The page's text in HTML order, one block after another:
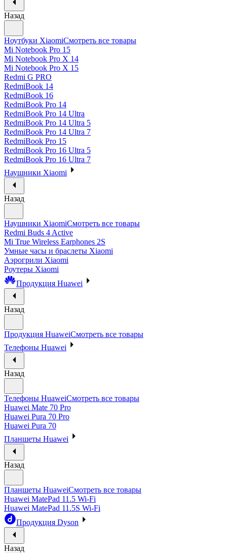
Назад
Ноутбуки XiaomiСмотреть все товары
Mi Notebook Pro 15
Mi Notebook Pro X 14
Mi Notebook Pro X 15
Redmi G PRO
RedmiBook 14
RedmiBook 16
RedmiBook Pro 14
RedmiBook Pro 14 Ultra
RedmiBook Pro 14 Ultra 5
RedmiBook Pro 14 Ultra 7
RedmiBook Pro 15
RedmiBook Pro 16 Ultra 5
RedmiBook Pro 16 Ultra 7
Наушники Xiaomi
Назад
Наушники XiaomiСмотреть все товары
Redmi Buds 4 Active
Mi True Wireless Earphones 2S
Умные часы и браслеты Xiaomi
Аэрогрили Xiaomi
Роутеры Xiaomi
Продукция Huawei
Назад
Продукция HuaweiСмотреть все товары
Телефоны Huawei
Назад
Телефоны HuaweiСмотреть все товары
Huawei Mate 70 Pro
Huawei Pura 70 Pro
Huawei Pura 70
Планшеты Huawei
Назад
Планшеты HuaweiСмотреть все товары
Huawei MatePad 11.5 Wi-Fi
Huawei MatePad 11.5S Wi-Fi
Продукция Dyson
Назад